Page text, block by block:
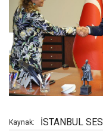
Kaynak: İSTANBUL SES